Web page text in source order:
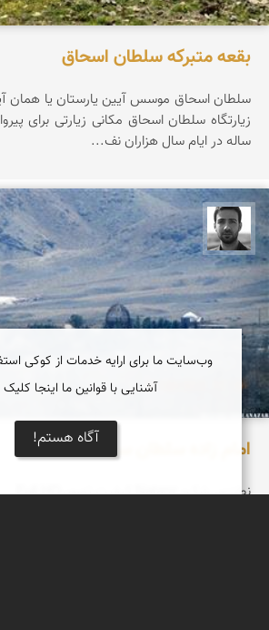
بقعه متبرکه سلطان اسحاق
سلطان اسحاق موسس آیین یارستان یا همان
زیارتگاه سلطان اسحاق مکانی زیارتی برای
ساله در ایام سال هزاران نف...
مجتبی ملانظر
امام زاده سلطان سید محمد
نطنز-سرشک- Natanz کیفیت تصویرFull HD
وب‌سایت ما برای ارایه خدمات از کوکی
آشنایی با قوانین ما اینجا
آگاه هستم!